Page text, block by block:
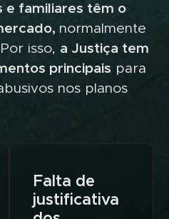
e familiares têm o
normalmente
isso, a Justiça tem
principais para
nos planos
Falta de
justificativa